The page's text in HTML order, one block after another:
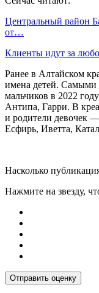
Центральный район
от…
Клиенты идут за
Ранее в Алтайском
имена детей.
мальчиков в 2022
Антипа, Гарри. В
и родители девочек
Есфирь, Иветта,
Насколько
Нажмите на звезду,
Отправить оценку